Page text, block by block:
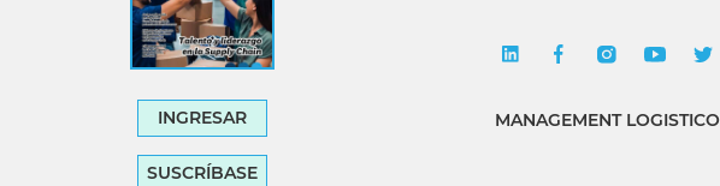
INGRESAR
SUSCRÍBASE
MANAGEMENT LOGISTICO